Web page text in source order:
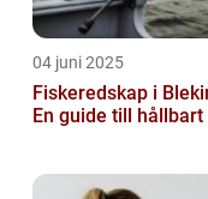
04 juni 2025
Fiskeredskap i
En guide till hållbart